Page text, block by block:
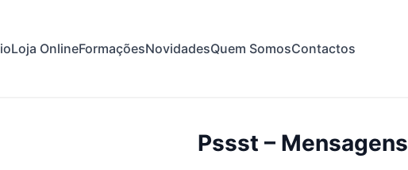
Loja OnlineFormaçõesNovidadesQuem SomosContactos
Pssst – Mensagens